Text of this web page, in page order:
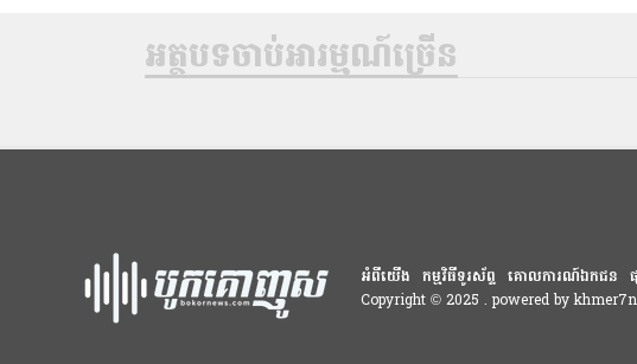
o
k
mn
k
អត្ថបទចាប់អារម្មណ៍ច្រើន
អំពីយើង កម្មវិធីទូរស័ព្ទ គោលការណ៍ឯកជន
Copyright © 2025 . powered by